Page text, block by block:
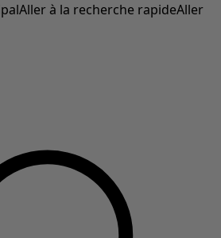
Aller à la recherche rapideAller